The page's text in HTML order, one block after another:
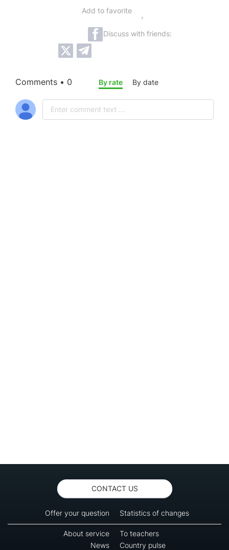
Add to favorite
Discuss with friends:
Comments • 0 By rate By date
CONTACT US
Offer your question Statistics of changes
About service
To teachers
News
Country pulse